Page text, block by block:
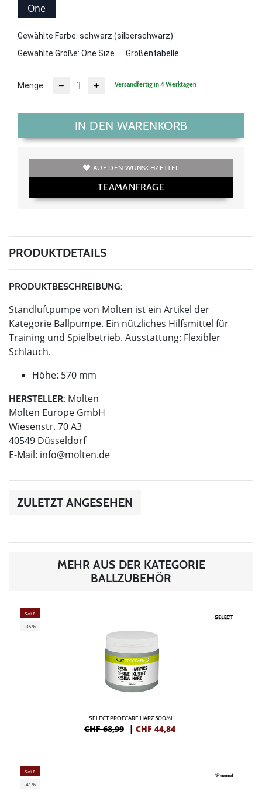
One
Gewählte Farbe: schwarz (silberschwarz)
Gewählte Größe: One Size Größentabelle
Menge Versandfertig in 4 Werktagen
IN DEN WARENKORB
AUF DEN WUNSCHZETTEL
TEAMANFRAGE
PRODUKTDETAILS
PRODUKTBESCHREIBUNG:
Standluftpumpe von Molten ist ein Artikel der
Kategorie Ballpumpe. Ein nützliches Hilfsmittel für
Training und Spielbetrieb. Ausstattung: Flexibler
Schlauch.
Höhe: 570 mm
HERSTELLER: Molten
Molten Europe GmbH
Wiesenstr. 70 A3
40549 Düsseldorf
E-Mail: info@molten.de
ZULETZT ANGESEHEN
MEHR AUS DER KATEGORIE
BALLZUBEHÖR
SALE
-35%
SELECT PROFCARE HARZ 500ML
CHF 68,99 | CHF 44,84
SALE
-41%